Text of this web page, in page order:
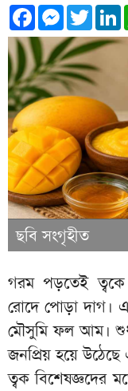
Facebook
ছবি সংগৃহীত
গরম পড়তেই
রোদে পোড়া দাগ।
মৌসুমি ফল আম।
জনপ্রিয় হয়ে
ত্বক বিশেষজ্ঞদের